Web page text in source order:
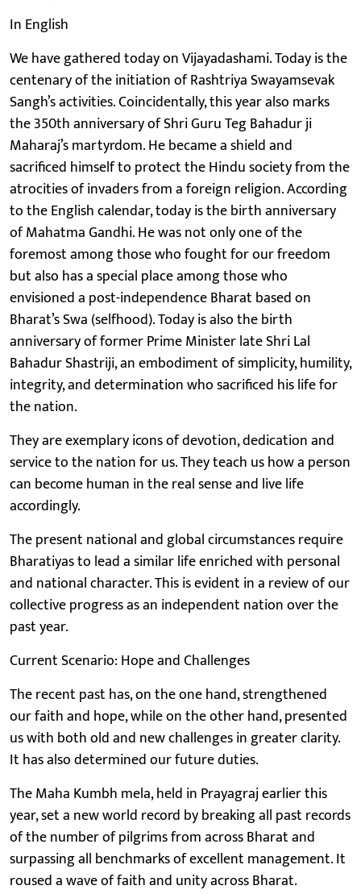
In English
We have gathered today on Vijayadashami. Today is the
centenary of the initiation of Rashtriya Swayamsevak
Sangh’s activities. Coincidentally, this year also marks
the 350th anniversary of Shri Guru Teg Bahadur ji
Maharaj’s martyrdom. He became a shield and
sacrificed himself to protect the Hindu society from the
atrocities of invaders from a foreign religion. According
to the English calendar, today is the birth anniversary
of Mahatma Gandhi. He was not only one of the
foremost among those who fought for our freedom
but also has a special place among those who
envisioned a post-independence Bharat based on
Bharat’s Swa (selfhood). Today is also the birth
anniversary of former Prime Minister late Shri Lal
Bahadur Shastriji, an embodiment of simplicity, humility,
integrity, and determination who sacrificed his life for
the nation.
They are exemplary icons of devotion, dedication and
service to the nation for us. They teach us how a person
can become human in the real sense and live life
accordingly.
The present national and global circumstances require
Bharatiyas to lead a similar life enriched with personal
and national character. This is evident in a review of our
collective progress as an independent nation over the
past year.
Current Scenario: Hope and Challenges
The recent past has, on the one hand, strengthened
our faith and hope, while on the other hand, presented
us with both old and new challenges in greater clarity.
It has also determined our future duties.
The Maha Kumbh mela, held in Prayagraj earlier this
year, set a new world record by breaking all past records
of the number of pilgrims from across Bharat and
surpassing all benchmarks of excellent management. It
roused a wave of faith and unity across Bharat.